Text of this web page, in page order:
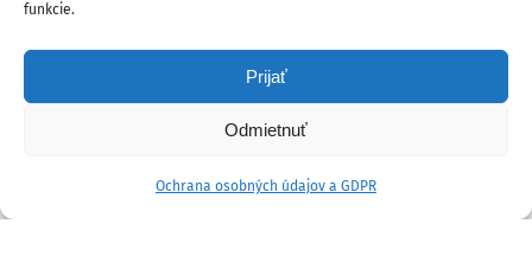
funkcie.
Prijať
Odmietnuť
Ochrana osobných údajov a GDPR